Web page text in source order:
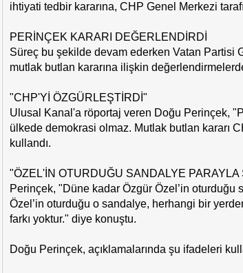
ihtiyati tedbir kararına, CHP Genel Merkezi
PERİNÇEK KARARI DEĞERLENDİRDİ
Süreç bu şekilde devam ederken Vatan Partisi
mutlak butlan kararına ilişkin
"CHP'Yİ ÖZGÜRLEŞTİRDİ"
Ulusal Kanal'a röportaj veren Doğu Perinçek,
ülkede demokrasi olmaz. Mutlak butlan kararı
kullandı.
"ÖZEL'İN OTURDUĞU SANDALYE PARAYLA
Perinçek, "Düne kadar Özgür Özel’in oturduğu
Özel’in oturduğu o sandalye, herhangi bir
farkı yoktur." diye konuştu.
Doğu Perinçek, açıklamalarında şu ifadeleri